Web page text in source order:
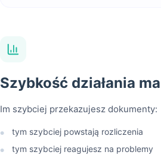
Szybkość działania
Im szybciej przekazujesz dokumenty:
● tym szybciej powstają rozliczenia
● tym szybciej reagujesz na problemy